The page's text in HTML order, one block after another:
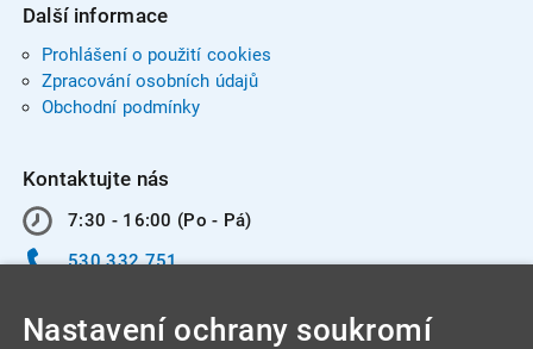
Další informace
Prohlášení o použití cookies
Zpracování osobních údajů
Obchodní podmínky
Kontaktujte nás
7:30 - 16:00 (Po - Pá)
530 332 751
Nastavení ochrany soukromí